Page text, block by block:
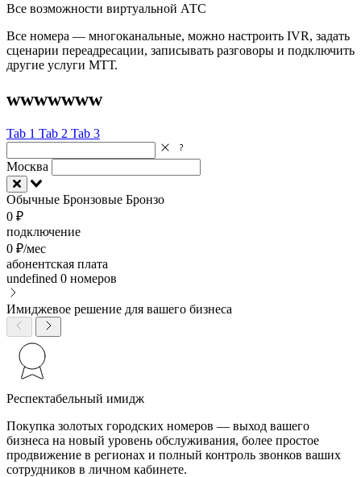
Все возможности виртуальной АТС
Все номера — многоканальные, можно настроить IVR, задать
сценарии переадресации, записывать разговоры и подключить
другие услуги МТТ.
wwwwwww
Tab 1 Tab 2 Tab 3
Москва
Обычные Бронзовые Бронзо
0 ₽
подключение
0 ₽/мес
абонентская плата
undefined 0 номеров
Имиджевое решение для вашего бизнеса
Респектабельный имидж
Покупка золотых городских номеров — выход вашего
бизнеса на новый уровень обслуживания, более простое
продвижение в регионах и полный контроль звонков ваших
сотрудников в личном кабинете.